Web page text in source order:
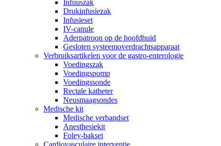
Infuuszak
Drukinfusiezak
Infusieset
IV-canule
Aderpatroon op de hoofdhuid
Gesloten systeemoverdrachtsapparaat
Verbruiksartikelen voor de gastro-enterologie
Voedingszak
Voedingspomp
Voedingssonde
Rectale katheter
Neusmaagsondes
Medische kit
Medische verbandset
Anesthesiekit
Foley-bakset
Cardiovasculaire interventie